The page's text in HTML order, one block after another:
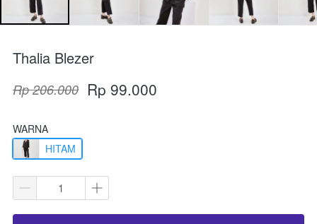
Thalia Blezer
Rp 206.000 Rp 99.000
WARNA
HITAM